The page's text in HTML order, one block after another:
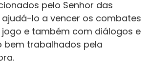
pelo Senhor das
ajudá-lo a vencer os combates
e também com diálogos e
bem trabalhados pela